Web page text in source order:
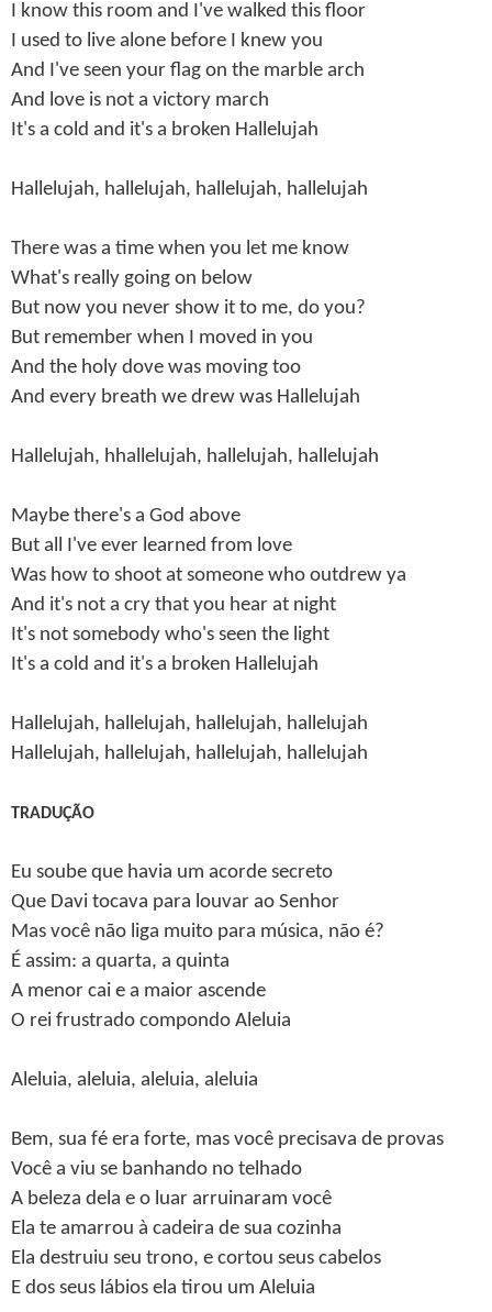
I know this room and I've walked this floor
I used to live alone before I knew you
And I've seen your flag on the marble arch
And love is not a victory march
It's a cold and it's a broken Hallelujah
Hallelujah, hallelujah, hallelujah, hallelujah
There was a time when you let me know
What's really going on below
But now you never show it to me, do you?
But remember when I moved in you
And the holy dove was moving too
And every breath we drew was Hallelujah
Hallelujah, hhallelujah, hallelujah, hallelujah
Maybe there's a God above
But all I've ever learned from love
Was how to shoot at someone who outdrew ya
And it's not a cry that you hear at night
It's not somebody who's seen the light
It's a cold and it's a broken Hallelujah
Hallelujah, hallelujah, hallelujah, hallelujah
Hallelujah, hallelujah, hallelujah, hallelujah
TRADUÇÃO
Eu soube que havia um acorde secreto
Que Davi tocava para louvar ao Senhor
Mas você não liga muito para música, não é?
É assim: a quarta, a quinta
A menor cai e a maior ascende
O rei frustrado compondo Aleluia
Aleluia, aleluia, aleluia, aleluia
Bem, sua fé era forte, mas você precisava de provas
Você a viu se banhando no telhado
A beleza dela e o luar arruinaram você
Ela te amarrou à cadeira de sua cozinha
Ela destruiu seu trono, e cortou seus cabelos
E dos seus lábios ela tirou um Aleluia